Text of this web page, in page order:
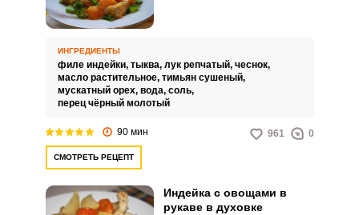
ИНГРЕДИЕНТЫ
филе индейки, тыква, лук репчатый, чеснок,
масло растительное, тимьян сушеный,
мускатный орех, вода, соль,
перец чёрный молотый
90 мин 961 0
СМОТРЕТЬ РЕЦЕПТ
Индейка с овощами в
рукаве в духовке